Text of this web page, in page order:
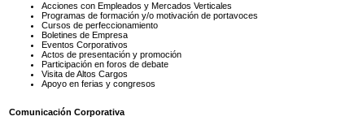
Acciones con Empleados y Mercados Verticales
Programas de formación y/o motivación de portavoces
Cursos de perfeccionamiento
Boletines de Empresa
Eventos Corporativos
Actos de presentación y promoción
Participación en foros de debate
Visita de Altos Cargos
Apoyo en ferias y congresos
Comunicación Corporativa